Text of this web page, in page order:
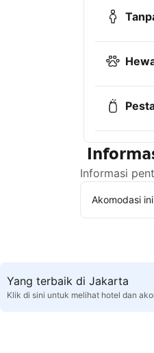
Informasi
Akomodasi
Yang terbaik di Jakarta
Klik di sini untuk melihat hotel dan